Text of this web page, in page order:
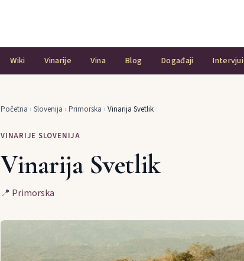
Wiki Vinarije Vina Blog Događaji Intervjui
Početna › Slovenija › Primorska › Vinarija Svetlik
VINARIJE SLOVENIJA
Vinarija Svetlik
📍 Primorska